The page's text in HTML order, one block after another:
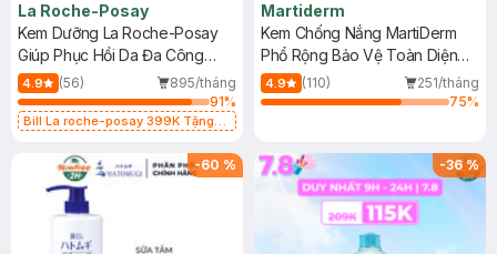
La Roche-Posay
Kem Dưỡng La Roche-Posay
Giúp Phục Hồi Da Đa Công
Dụng 40ml
4.9 (56)
895/tháng
91%
Bill La roche-posay 399K Tặng
(SL có hạn)
Martiderm
Kem Chống Nắng MartiDerm
Phổ Rộng Bảo Vệ Toàn Diện
40ml
4.9 (110)
251/tháng
75%
-60 % -36%